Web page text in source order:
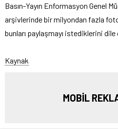
Basın-Yayın Enformasyon Genel
arşivlerinde bir milyondan fazla
bunları paylaşmayı istediklerini dile
Kaynak
MOBİL